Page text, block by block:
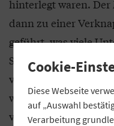
hinterlegt waren.
dann zu einer
geführt, was viele
Schwierigkeiten
verschärft hat. Die
wiederum die
verschlechtert und
Cookie-
Diese Webseite
auf „Auswahl
Verarbeitung